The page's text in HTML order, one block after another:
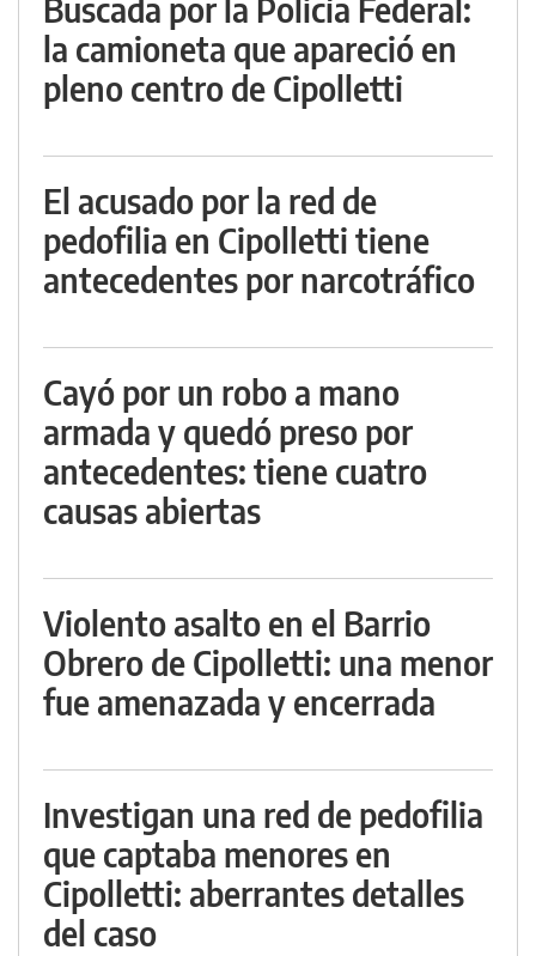
Buscada por la Policía Federal:
la camioneta que apareció en
pleno centro de Cipolletti
El acusado por la red de
pedofilia en Cipolletti tiene
antecedentes por narcotráfico
Cayó por un robo a mano
armada y quedó preso por
antecedentes: tiene cuatro
causas abiertas
Violento asalto en el Barrio
Obrero de Cipolletti: una menor
fue amenazada y encerrada
Investigan una red de pedofilia
que captaba menores en
Cipolletti: aberrantes detalles
del caso